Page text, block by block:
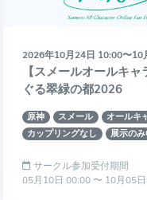
2026年10月24日 10:00〜10
【スメールオールキ
ぐる翠緑の都2026
原神 スメール オールキ
カップリングなし
展示のみ
サークル参加受付期間
05月10日 00:00 〜 10月05